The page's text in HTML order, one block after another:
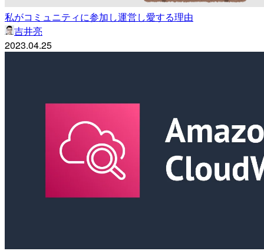
私がコミュニティに参加し運営し愛する理由
吉井亮
2023.04.25